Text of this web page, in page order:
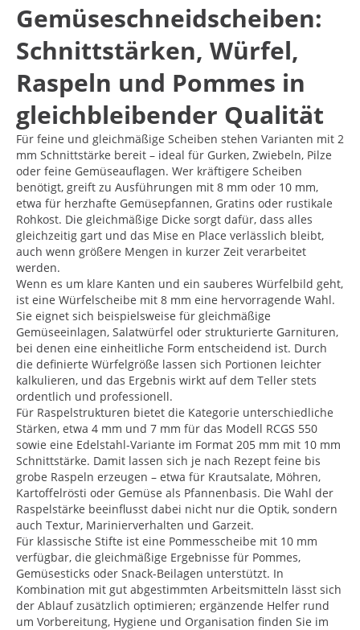
Gemüseschneidscheiben:
Schnittstärken, Würfel,
Raspeln und Pommes in
gleichbleibender Qualität
Für feine und gleichmäßige Scheiben stehen Varianten mit 2
mm Schnittstärke bereit – ideal für Gurken, Zwiebeln, Pilze
oder feine Gemüseauflagen. Wer kräftigere Scheiben
benötigt, greift zu Ausführungen mit 8 mm oder 10 mm,
etwa für herzhafte Gemüsepfannen, Gratins oder rustikale
Rohkost. Die gleichmäßige Dicke sorgt dafür, dass alles
gleichzeitig gart und das Mise en Place verlässlich bleibt,
auch wenn größere Mengen in kurzer Zeit verarbeitet
werden.
Wenn es um klare Kanten und ein sauberes Würfelbild geht,
ist eine Würfelscheibe mit 8 mm eine hervorragende Wahl.
Sie eignet sich beispielsweise für gleichmäßige
Gemüseeinlagen, Salatwürfel oder strukturierte Garnituren,
bei denen eine einheitliche Form entscheidend ist. Durch
die definierte Würfelgröße lassen sich Portionen leichter
kalkulieren, und das Ergebnis wirkt auf dem Teller stets
ordentlich und professionell.
Für Raspelstrukturen bietet die Kategorie unterschiedliche
Stärken, etwa 4 mm und 7 mm für das Modell RCGS 550
sowie eine Edelstahl-Variante im Format 205 mm mit 10 mm
Schnittstärke. Damit lassen sich je nach Rezept feine bis
grobe Raspeln erzeugen – etwa für Krautsalate, Möhren,
Kartoffelrösti oder Gemüse als Pfannenbasis. Die Wahl der
Raspelstärke beeinflusst dabei nicht nur die Optik, sondern
auch Textur, Marinierverhalten und Garzeit.
Für klassische Stifte ist eine Pommesscheibe mit 10 mm
verfügbar, die gleichmäßige Ergebnisse für Pommes,
Gemüsesticks oder Snack-Beilagen unterstützt. In
Kombination mit gut abgestimmten Arbeitsmitteln lässt sich
der Ablauf zusätzlich optimieren; ergänzende Helfer rund
um Vorbereitung, Hygiene und Organisation finden Sie im